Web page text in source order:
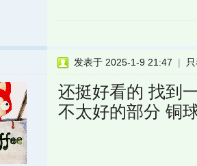
发表于 2025-1-9 21:47 |
还挺好看的 找到
不太好的部分 铜